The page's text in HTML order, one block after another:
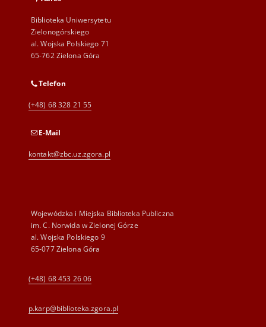
Biblioteka Uniwersytetu
Zielonogórskiego
al. Wojska Polskiego 71
65-762 Zielona Góra
Telefon
(+48) 68 328 21 55
E-Mail
kontakt@zbc.uz.zgora.pl
Wojewódzka i Miejska Biblioteka Publiczna
im. C. Norwida w Zielonej Górze
al. Wojska Polskiego 9
65-077 Zielona Góra
(+48) 68 453 26 06
p.karp@biblioteka.zgora.pl